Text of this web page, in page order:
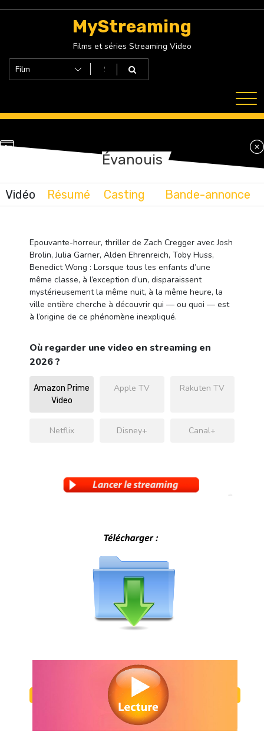
MyStreaming
Films et séries Streaming Video
Évanouis
Vidéo Résumé Casting Bande-annonce
Epouvante-horreur, thriller de Zach Cregger avec Josh
Brolin, Julia Garner, Alden Ehrenreich, Toby Huss,
Benedict Wong : Lorsque tous les enfants d’une
même classe, à l’exception d’un, disparaissent
mystérieusement la même nuit, à la même heure, la
ville entière cherche à découvrir qui — ou quoi — est
à l’origine de ce phénomène inexpliqué.
Où regarder une video en streaming en
2026 ?
Amazon Prime
Video
Apple TV Rakuten TV
Netflix Disney+ Canal+